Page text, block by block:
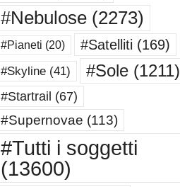
#Nebulose(2273)
#Pianeti (20) #Satelliti (169)
#Skyline(41) #Sole(1211)
#Startrail (67)
#Supernovae (113)
#Tutti i soggetti
(13600)